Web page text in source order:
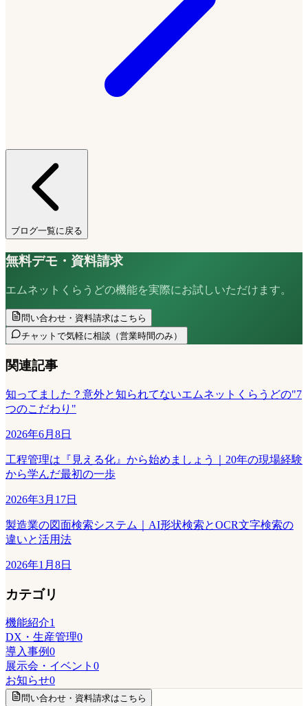
ブログ一覧に戻る
無料デモ・資料請求
エムネットくらうどの機能を実際にお試しいただけます。
問い合わせ・資料請求はこちら
チャットで気軽に相談 （営業時間のみ）
関連記事
知ってました？意外と知られてないエムネットくらうどの"7
つのこだわり"
2026年6月8日
工程管理は『見える化』から始めましょう｜20年の現場経験
から学んだ最初の一歩
2026年3月17日
製造業の図面検索システム｜AI形状検索とOCR文字検索の
違いと活用法
2026年1月8日
カテゴリ
機能紹介1
DX・生産管理0
導入事例0
展示会・イベント 0
お知らせ0
問い合わせ・資料請求はこちら